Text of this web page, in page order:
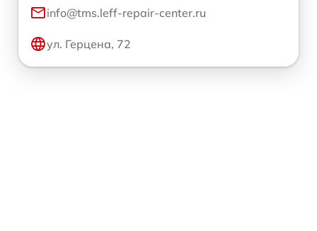
info@tms.leff-repair-center.ru
ул. Герцена, 72